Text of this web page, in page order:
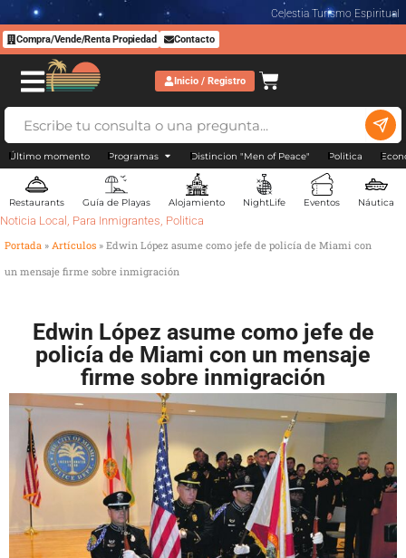
Celestia Turismo Espiritual
Compra/Vende/Renta Propiedad Contacto
Inicio / Registro
Último momento Programas Distincion "Men of Peace" Politica
Restaurants Guía de Playas Alojamiento NightLife Eventos Náutica
Noticia Local , Para Inmigrantes, Politica
Portada » Artículos » Edwin López asume como jefe de policía de Miami con
un mensaje firme sobre inmigración
Edwin López asume como jefe de
policía de Miami con un mensaje
firme sobre inmigración